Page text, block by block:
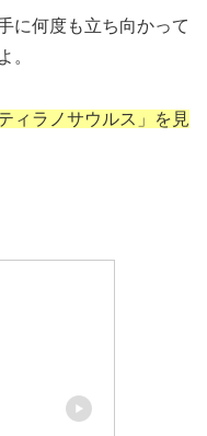
に何度も立ち向かって
。
ィラノサウルス」を見